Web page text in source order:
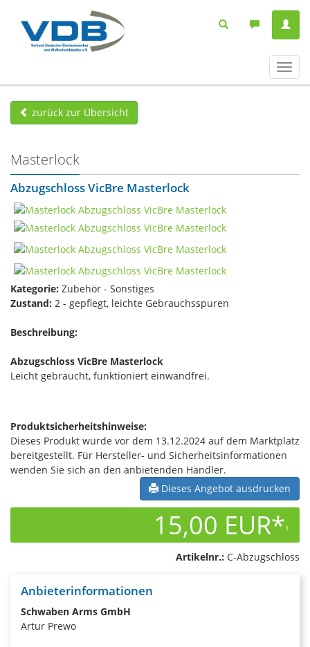
ein-/
zurück zur Übersicht
Masterlock
Abzugschloss VicBre Masterlock
Kategorie: Zubehör - Sonstiges
Zustand: 2 - gepflegt, leichte Gebrauchsspuren
Beschreibung:
Abzugschloss VicBre Masterlock
Leicht gebraucht, funktioniert einwandfrei.
Produktsicherheitshinweise:
Dieses Produkt wurde vor dem 13.12.2024 auf dem Marktplatz
bereitgestellt. Für Hersteller- und Sicherheitsinformationen
wenden Sie sich an den anbietenden Händler.
Dieses Angebot ausdrucken
15,00 EUR*1
Artikelnr.: C-Abzugschloss
Anbieterinformationen
Schwaben Arms GmbH
Artur Prewo